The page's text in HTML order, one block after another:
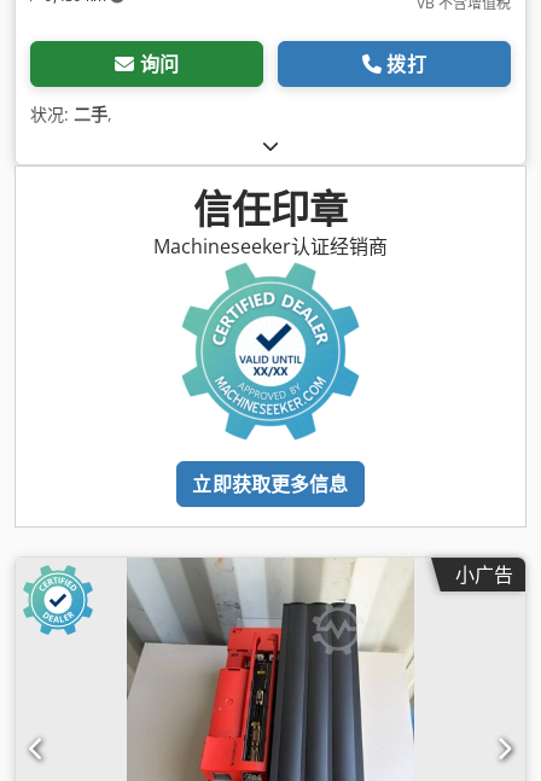
询问 拨打
状况: 二手,
信任印章
Machineseeker认证经销商
立即获取更多信息
小广告